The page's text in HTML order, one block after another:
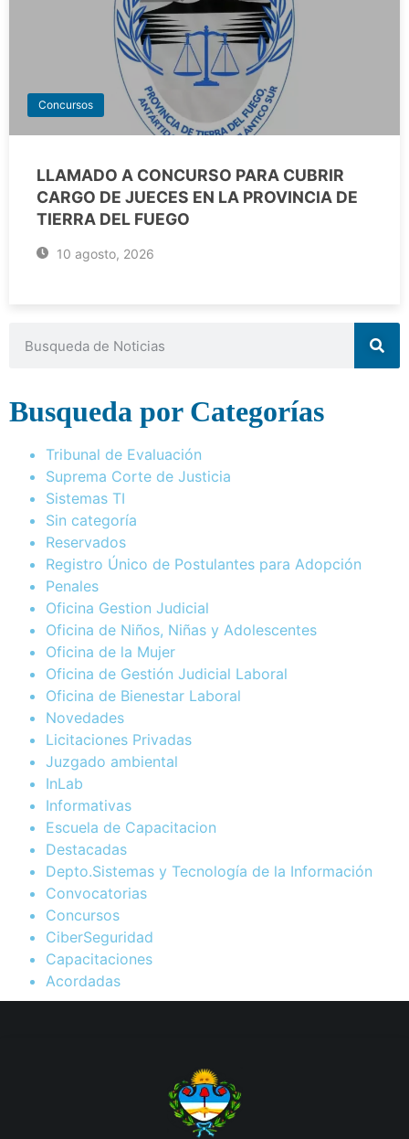
Concursos
LLAMADO A CONCURSO PARA CUBRIR
CARGO DE JUECES EN LA PROVINCIA DE
TIERRA DEL FUEGO
10 agosto, 2026
Busqueda por Categorías
Tribunal de Evaluación
Suprema Corte de Justicia
Sistemas TI
Sin categoría
Reservados
Registro Único de Postulantes para Adopción
Penales
Oficina Gestion Judicial
Oficina de Niños, Niñas y Adolescentes
Oficina de la Mujer
Oficina de Gestión Judicial Laboral
Oficina de Bienestar Laboral
Novedades
Licitaciones Privadas
Juzgado ambiental
InLab
Informativas
Escuela de Capacitacion
Destacadas
Depto.Sistemas y Tecnología de la Información
Convocatorias
Concursos
CiberSeguridad
Capacitaciones
Acordadas